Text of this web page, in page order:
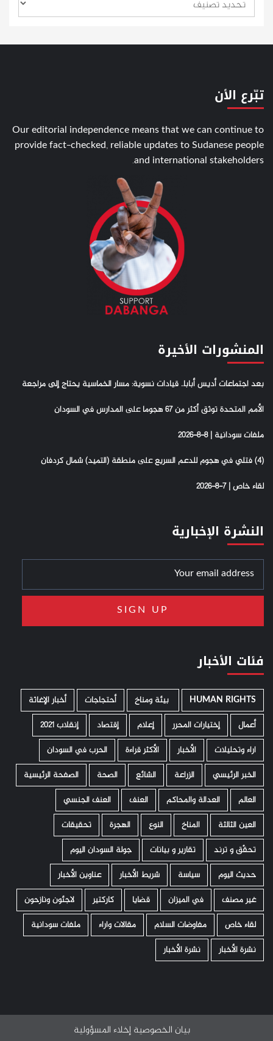
تبّرع الأن
Our editorial independence means that we can continue to
provide fact-checked, reliable updates to Sudanese people
and international stakeholders.
المنشورات الأخيرة
بعد اجتماعات أديس أبابا.. قيادات نسوية: مسار الخماسية يحتاج إلى مراجعة
الأمم المتحدة توثق أكثر من 67 هجوما على المدارس في السودان
ملفات سودانية | 8-8-2026
(4) فتلي في هجوم للدعم السريع على منطقة (التميد) شمال كردفان
لقاء خاص | 7-8-2026
النشرة الإخبارية
فئات الأخبار
HUMAN RIGHTS ­ بيئة ومناخ أحتجاجات
أخبار الإغاثة
أعمال
إختيارات المحرر إعلام إقتصاد
إنقلاب 2021
اراء وتحليلات
الأخبار الأكثر قراءة
الحرب في السودان
الخبر الرئيسي
الزراعة الشائع الصحة
الصفحة الرئيسية
العالم
العدالة والمحاكم العنف
العنف الجنسي
العين الثالثة
المناخ النوع الهجرة
تحقيقات
تحقّق و ترند
تقارير و بيانات
جولة السودان اليوم
حديث اليوم
سياسة شريط الأخبار
عناوين الأخبار
غير مصنف
في الميزان قضايا كاركتير
لاجئون ونازحون
لقاء خاص
مفاوضات السلام مقالات واراء
ملفات سودانية
نشرة الأخبار
نشرة الأخبار
بيان الخصوصية إخلاء المسؤولية